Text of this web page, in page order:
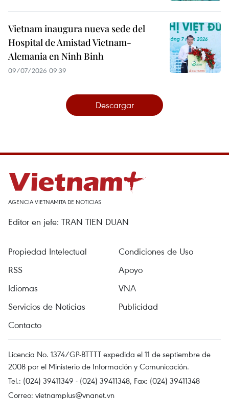
Vietnam inaugura nueva sede del
Hospital de Amistad Vietnam-
Alemania en Ninh Binh
09/07/2026 09:39
Descargar
AGENCIA VIETNAMITA DE NOTICIAS
Editor en jefe: TRAN TIEN DUAN
Propiedad Intelectual
Condiciones de Uso
RSS
Apoyo
Idiomas
VNA
Servicios de Noticias
Publicidad
Contacto
Licencia No. 1374/GP-BTTTT expedida el 11 de septiembre de
2008 por el Ministerio de Información y Comunicación.
Tel.: (024) 39411349 - (024) 39411348, Fax: (024) 39411348
Correo: vietnamplus@vnanet.vn